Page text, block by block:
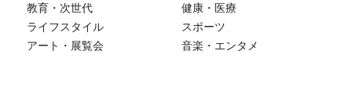
教育・次世代
健康・医療
ライフスタイル
スポーツ
アート・展覧会
音楽・エンタメ